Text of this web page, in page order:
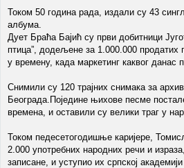
Током 50 година рада, издали су 43
албума.
Дует Браћа Бајић су први добитници
птица”, додељене за 1.000.000 продатих
у времену, када маркетинг каквог данас
Снимили су 120 трајних снимака за
Београда.Поједине њихове песме
времена, и оставили су велики траг у
Током педесетогодишње каријере,
2.000 употребних народних речи и
записане, и уступио их српској